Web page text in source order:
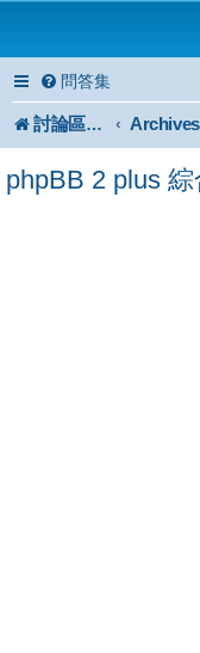
問答集
討論區首頁 Archives
phpBB 2 plus